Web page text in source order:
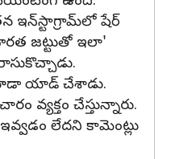
ఇన్‌స్టాగ్రామ్‌లో షేర్
జట్టుతో ఇలా'
యాడ్ చేశాడు.
వ్యక్తం చేస్తున్నారు.
లేదని కామెంట్లు